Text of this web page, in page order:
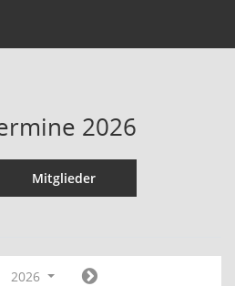
2026
Mitglieder
2026